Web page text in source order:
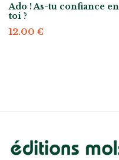
Ado ! As-tu confiance en
toi ?
12.00 €